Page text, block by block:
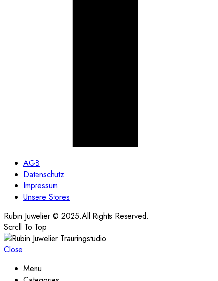
AGB
Datenschutz
Impressum
Unsere Stores
Rubin Juwelier © 2025.All Rights Reserved.
Scroll To Top
Close
Menu